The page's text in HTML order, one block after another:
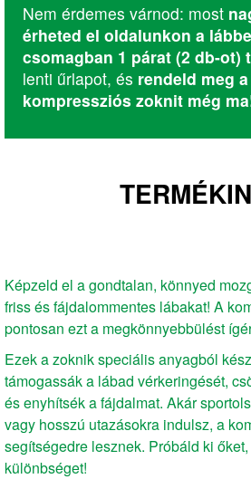
Nem érdemes várnod: most
érheted el oldalunkon a
csomagban 1 párat (2 db-ot)
lenti űrlapot, és rendeld meg
kompressziós zoknit még
Képzeld el a gondtalan, könnyed
friss és fájdalommentes lábakat! A
pontosan ezt a megkönnyebbülést
Ezek a zoknik speciális anyagból
támogassák a lábad vérkeringését,
és enyhítsék a fájdalmat. Akár
vagy hosszú utazásokra indulsz, a
segítségedre lesznek. Próbáld ki
különbséget!